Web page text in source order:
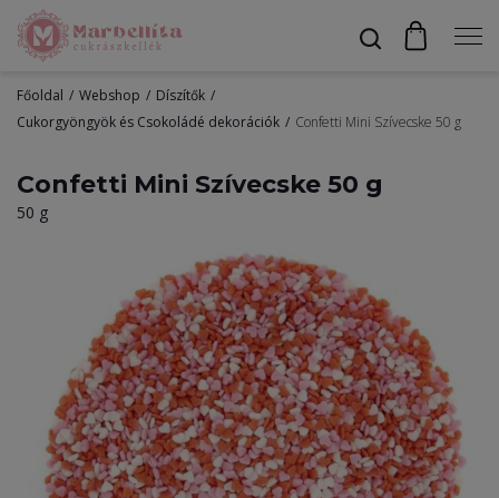
Bevonók
Alapanyagok
Egyéb
Profil
Főoldal Webshop
Díszítők
Cukorgyöngyök és Csokoládé dekorációk
Confetti Mini Szívecske 50 g
Confetti Mini Szívecske 50 g
50 g